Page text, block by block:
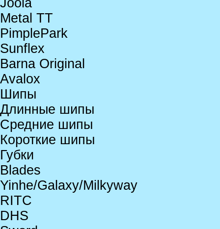
Metal TT
PimplePark
Sunflex
Barna Original
Avalox
Шипы
Длинные шипы
Средние шипы
Короткие шипы
Губки
Blades
Yinhe/Galaxy/Milkyway
RITC
DHS